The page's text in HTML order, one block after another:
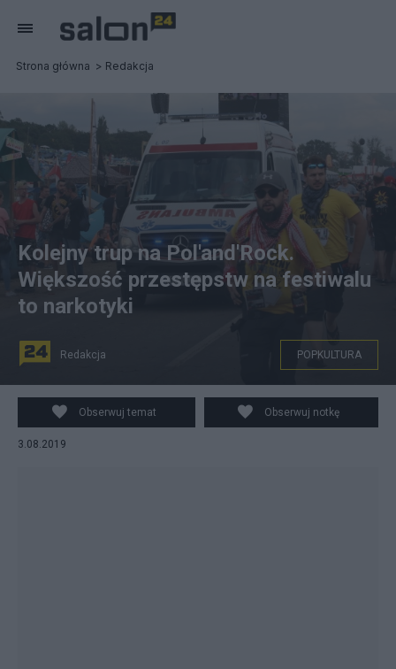
Strona główna Redakcja
Służby medyczne na Pol'and'Rock Festival (dawniej
Przystanek Woodstock). Fot. PAP/Lech Muszyński
Kolejny trup na Pol'and'Rock.
Większość przestępstw na festiwalu
to narkotyki
Redakcja POPKULTURA
Obserwuj temat Obserwuj notkę
3.08.2019